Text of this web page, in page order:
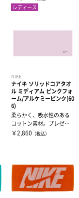
ら腕の日焼け...
レディース
NIKE
ナイキ ソリッドコアタオ
ル ミディアム ピンクフォ
ーム/アルケミーピンク(60
6)
柔らかく、吸水性のある
コットン素材。プレゼン
トにもおススメです。
￥2,860 （税込）